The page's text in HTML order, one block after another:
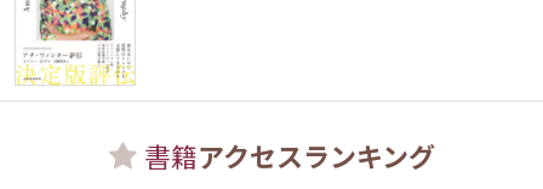
書籍アクセスランキング